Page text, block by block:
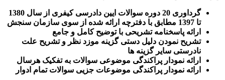
گرداوری 20 دوره سوالات ایین دادرسی کیفری از سال 1380
تا 1397 مطابق با دفترچه ارائه شده از سوی سازمان سنجش
ارائه پاسخنامه تشریحی با توضیح کامل و جامع
تشریح نمودن دلیل دستی گزینه موزد نظر و تشریح علت
نادرستی سایر گزینه ها
ارائه نمودار پراکندگی موضوعی سوالات به تفکیک هرسال
رائه نمودار پراکندگی موضوعات جزیی سوالات تمام ادوار